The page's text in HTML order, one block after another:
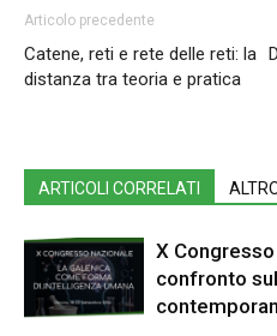
Articolo precedente
Catene, reti e rete delle reti: la
distanza tra teoria e pratica
ARTICOLI CORRELATI
X Congresso
confronto